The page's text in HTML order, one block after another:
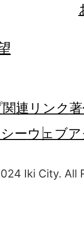
関連リンク
ーウェブ
Iki City. All